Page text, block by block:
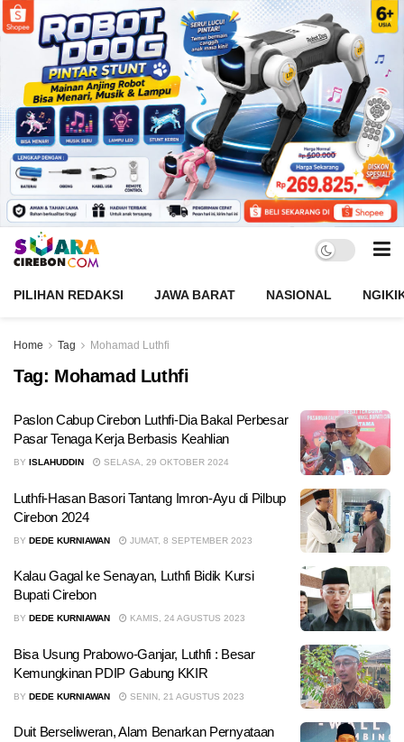
PILIHAN REDAKSI JAWA BARAT NASIONAL
Home Tag Mohamad Luthfi
Tag: Mohamad Luthfi
Paslon Cabup Cirebon Luthfi-Dia Bakal Perbesar
Pasar Tenaga Kerja Berbasis Keahlian
BY ISLAHUDDIN SELASA, 29 OKTOBER 2024
Luthfi-Hasan Basori Tantang Imron-Ayu di Pilbup
Cirebon 2024
BY DEDE KURNIAWAN JUMAT, 8 SEPTEMBER 2023
Kalau Gagal ke Senayan, Luthfi Bidik Kursi
Bupati Cirebon
BY DEDE KURNIAWAN KAMIS, 24 AGUSTUS 2023
Bisa Usung Prabowo-Ganjar, Luthfi : Besar
Kemungkinan PDIP Gabung KKIR
BY DEDE KURNIAWAN SENIN, 21 AGUSTUS 2023
Duit Berseliweran, Alam Benarkan Pernyataan